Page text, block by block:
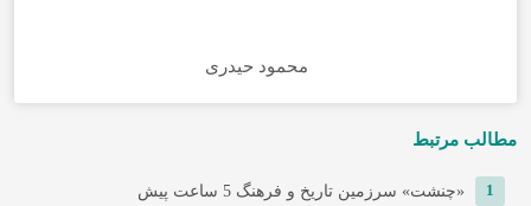
محمود حیدری
مطالب مرتبط
1 «چنشت» سرزمین تاریخ و فرهنگ 5 ساعت پیش